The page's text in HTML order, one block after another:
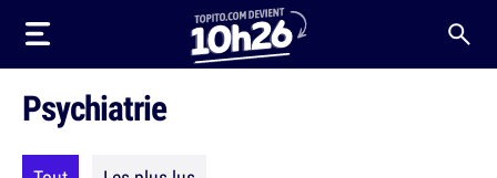
Psychiatrie